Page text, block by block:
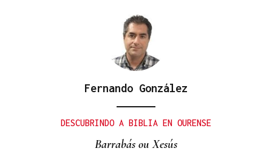
Horóscopo del día: jueves, 6 de agosto
Fernando González
DESCUBRINDO A BIBLIA EN OURENSE
Barrabás ou Xesús